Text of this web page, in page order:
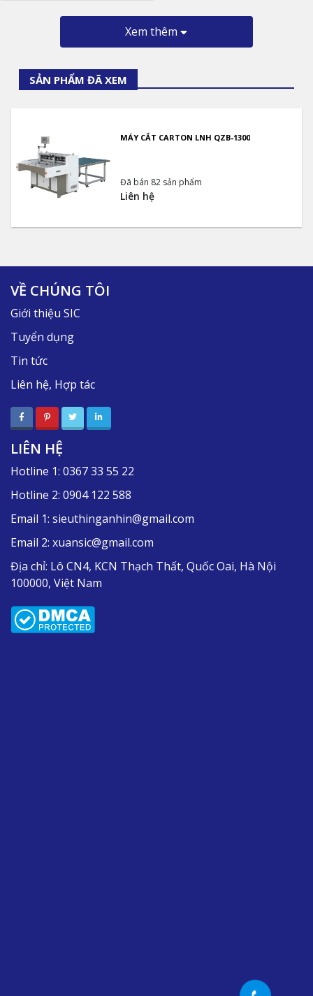
Xem thêm
SẢN PHẨM ĐÃ XEM
MÁY CẮT CARTON LNH QZB-1300
Đã bán 82 sản phẩm
Liên hệ
VỀ CHÚNG TÔI
Giới thiệu SIC
Tuyển dụng
Tin tức
Liên hệ, Hợp tác
LIÊN HỆ
Hotline 1: 0367 33 55 22
Hotline 2: 0904 122 588
Email 1: sieuthinganhin@gmail.com
Email 2: xuansic@gmail.com
Địa chỉ: Lô CN4, KCN Thạch Thất, Quốc Oai, Hà Nội
100000, Việt Nam